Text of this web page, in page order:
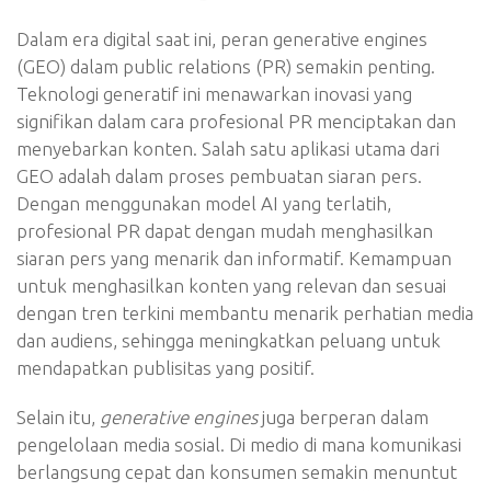
Dalam era digital saat ini, peran generative engines
(GEO) dalam public relations (PR) semakin penting.
Teknologi generatif ini menawarkan inovasi yang
signifikan dalam cara profesional PR menciptakan dan
menyebarkan konten. Salah satu aplikasi utama dari
GEO adalah dalam proses pembuatan siaran pers.
Dengan menggunakan model AI yang terlatih,
profesional PR dapat dengan mudah menghasilkan
siaran pers yang menarik dan informatif. Kemampuan
untuk menghasilkan konten yang relevan dan sesuai
dengan tren terkini membantu menarik perhatian media
dan audiens, sehingga meningkatkan peluang untuk
mendapatkan publisitas yang positif.
Selain itu, generative enginesjuga berperan dalam
pengelolaan media sosial. Di medio di mana komunikasi
berlangsung cepat dan konsumen semakin menuntut